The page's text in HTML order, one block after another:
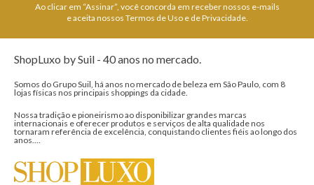
Ao clicar em “Assinar”, você concorda em receber nossos e-mails
e aceita nossos Termos de Uso e de Privacidade.
ShopLuxo by Suil - 40 anos no mercado.
Somos do Grupo Suil, há anos no mercado de beleza em São Paulo, com 8
lojas físicas nos principais shoppings da cidade.
Nossa tradição e pioneirismo ao disponibilizar grandes marcas
internacionais e oferecer produtos e serviços de alta qualidade nos
tornaram referência de excelência, conquistando clientes fiéis ao longo dos
anos....